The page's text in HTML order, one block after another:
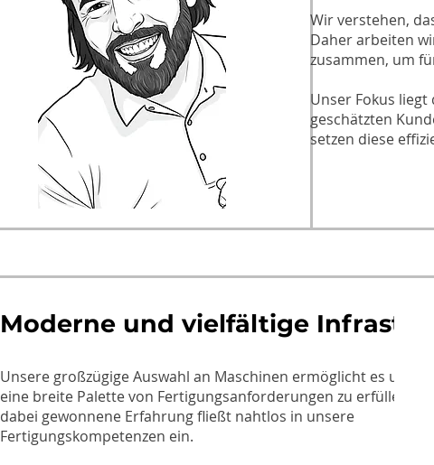
Wir verstehen,
Daher arbeiten
zusammen, um
Unser Fokus
geschätzten
setzen diese
Moderne und vielfältige
Unsere großzügige Auswahl an Maschinen ermöglicht es uns,
eine breite Palette von Fertigungsanforderungen zu erfüllen. Die
dabei gewonnene Erfahrung fließt nahtlos in unsere
Fertigungskompetenzen ein.​